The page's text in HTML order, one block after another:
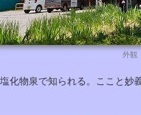
外観
化物泉で知られる。ここと妙